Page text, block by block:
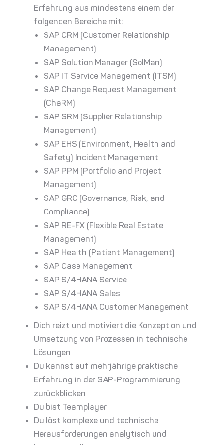
Erfahrung aus mindestens einem der
folgenden Bereiche mit:
SAP CRM (Customer Relationship
Management)
SAP Solution Manager (SolMan)
SAP IT Service Management (ITSM)
SAP Change Request Management
(ChaRM)
SAP SRM (Supplier Relationship
Management)
SAP EHS (Environment, Health and
Safety) Incident Management
SAP PPM (Portfolio and Project
Management)
SAP GRC (Governance, Risk, and
Compliance)
SAP RE-FX (Flexible Real Estate
Management)
SAP Health (Patient Management)
SAP Case Management
SAP S/4HANA Service
SAP S/4HANA Sales
SAP S/4HANA Customer Management
Dich reizt und motiviert die Konzeption und
Umsetzung von Prozessen in technische
Lösungen
Du kannst auf mehrjährige praktische
Erfahrung in der SAP-Programmierung
zurückblicken
Du bist Teamplayer
Du löst komplexe und technische
Herausforderungen analytisch und